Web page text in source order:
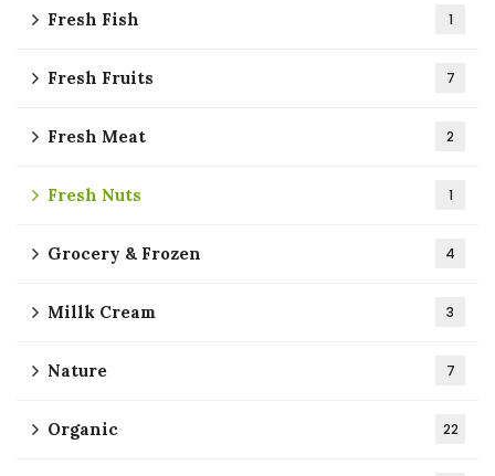
Fresh Fish 1
Fresh Fruits 7
Fresh Meat 2
Fresh Nuts 1
Grocery & Frozen 4
Millk Cream 3
Nature 7
Organic 22